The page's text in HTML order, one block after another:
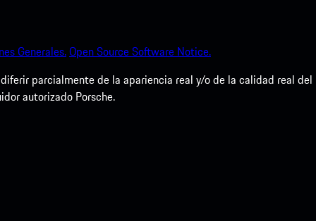
Generales.Open Source Software Notice.
parcialmente de la apariencia real y/o de la calidad real del
autorizado Porsche.